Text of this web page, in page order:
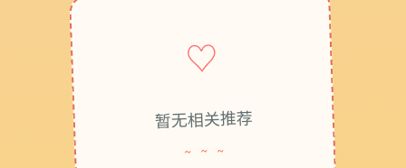
♡
暂无相关推荐
~ ~ ~